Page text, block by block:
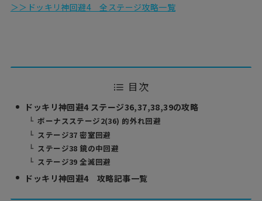
＞＞ドッキリ神回避4 全ステージ攻略一覧
目次
ドッキリ神回避4 ステージ36,37,38,39の攻略
ボーナスステージ2(36) 的外れ回避
ステージ37 密室回避
ステージ38 鏡の中回避
ステージ39 全滅回避
ドッキリ神回避4 攻略記事一覧